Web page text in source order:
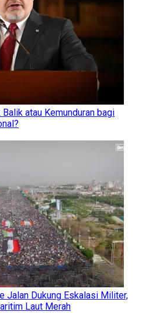
atau Kemunduran bagi
Jalan Dukung Eskalasi Militer,
Laut Merah